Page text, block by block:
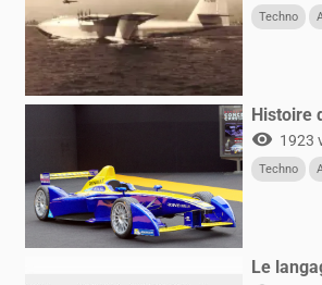
Techno
Histoire
visibility 1923
Techno
Le